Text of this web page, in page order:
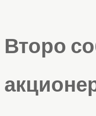
Второ